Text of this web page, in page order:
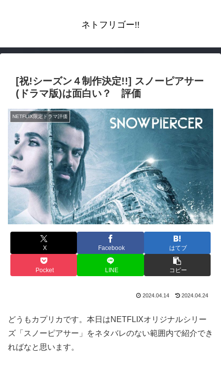
ネトフリゴー!!
[祝!シーズン４制作決定!!] スノーピアサー
(ドラマ版)は面白い？ 評価
NETFLIX限定ドラマ評価
X Facebook はてブ
Pocket LINE コピー
2024.04.14 2024.04.24
どうもカプリカです。本日はNETFLIXオリジナルシリー
ズ「スノーピアサー」をネタバレのない範囲内で紹介でき
ればなと思います。